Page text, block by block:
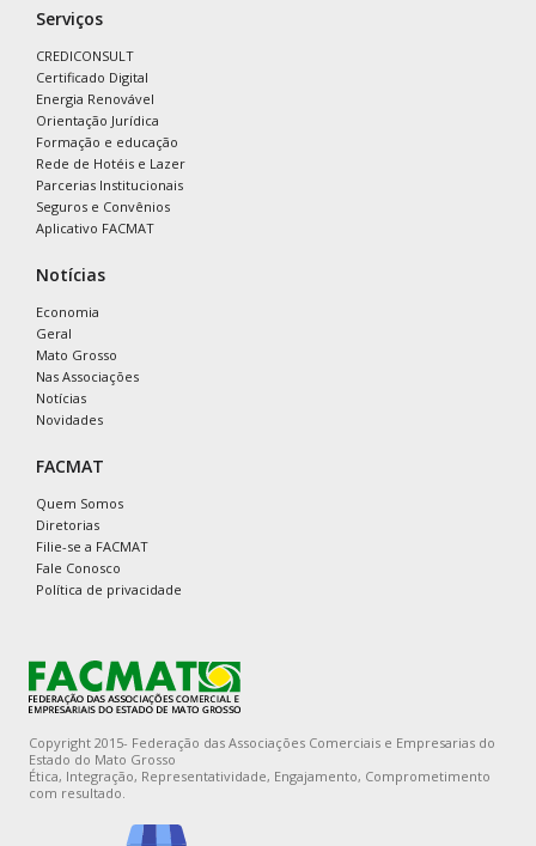
Serviços
CREDICONSULT
Certificado Digital
Energia Renovável
Orientação Jurídica
Formação e educação
Rede de Hotéis e Lazer
Parcerias Institucionais
Seguros e Convênios
Aplicativo FACMAT
Notícias
Economia
Geral
Mato Grosso
Nas Associações
Notícias
Novidades
FACMAT
Quem Somos
Diretorias
Filie-se a FACMAT
Fale Conosco
Política de privacidade
Copyright 2015- Federação das Associações Comerciais e Empresarias do
Estado do Mato Grosso
Ética, Integração, Representatividade, Engajamento, Comprometimento
com resultado.